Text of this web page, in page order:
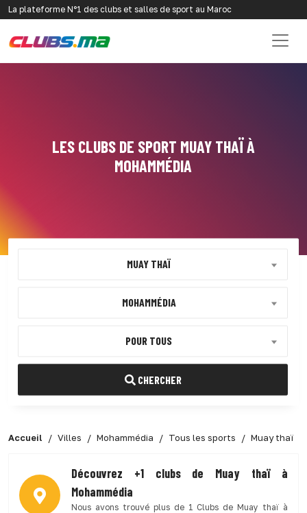
La plateforme N°1 des clubs et salles de sport au Maroc
LES CLUBS DE SPORT MUAY THAÏ À
MOHAMMÉDIA
MUAY THAÏ
MOHAMMÉDIA
POUR TOUS
CHERCHER
Accueil Villes Mohammédia Tous les sports Muay thaï
Découvrez +1 clubs de Muay thaï à
Mohammédia
Nous avons trouvé plus de 1 Clubs de Muay thaï à